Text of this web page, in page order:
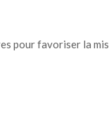
pour favoriser la